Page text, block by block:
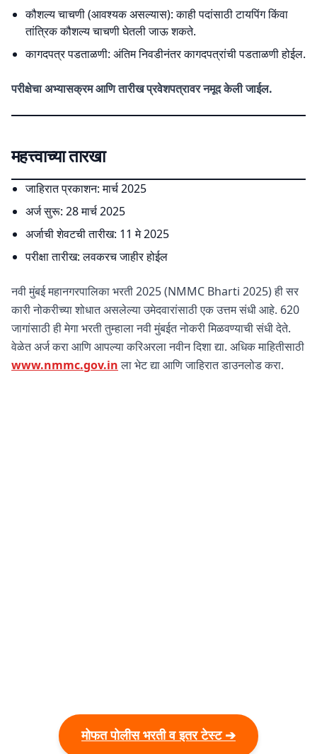
कौशल्य चाचणी (आवश्यक असल्यास): काही पदांसाठी टायपिंग किंवा
तांत्रिक कौशल्य चाचणी घेतली जाऊ शकते.
कागदपत्र पडताळणी: अंतिम निवडीनंतर कागदपत्रांची पडताळणी होईल.
परीक्षेचा अभ्यासक्रम आणि तारीख प्रवेशपत्रावर नमूद केली जाईल.
महत्त्वाच्या तारखा
जाहिरात प्रकाशन: मार्च 2025
अर्ज सुरू: 28 मार्च 2025
अर्जाची शेवटची तारीख: 11 मे 2025
परीक्षा तारीख: लवकरच जाहीर होईल
नवी मुंबई महानगरपालिका भरती 2025 (NMMC Bharti 2025) ही सर
कारी नोकरीच्या शोधात असलेल्या उमेदवारांसाठी एक उत्तम संधी आहे. 620
जागांसाठी ही मेगा भरती तुम्हाला नवी मुंबईत नोकरी मिळवण्याची संधी देते.
वेळेत अर्ज करा आणि आपल्या करिअरला नवीन दिशा द्या. अधिक माहितीसाठी
www.nmmc.gov.inला भेट द्या आणि जाहिरात डाउनलोड करा.
मोफत पोलीस भरती व इतर टेस्ट ➔